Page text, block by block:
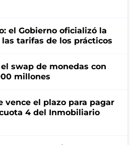
el Gobierno oficializó la
las tarifas de los prácticos
swap de monedas con
millones
vence el plazo para pagar
4 del Inmobiliario